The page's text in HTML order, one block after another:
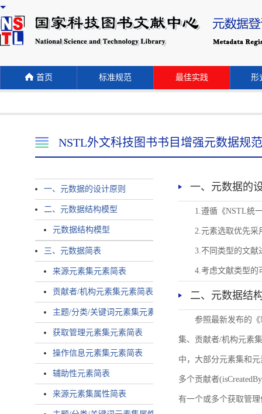
首页 标准规范 最佳实践 形
NSTL外文科技图书书目增强元数据规范
一、元数据的设计原则
二、元数据结构模型
元数据结构模型
三、元数据简表
来源元素集元素简表
贡献者/机构元素集元素简表
主题/分类/关键词元素集元素简表
获取管理元素集元素简表
操作信息元素集元素简表
辅助性元素简表
来源元素集属性简表
一、元数据的
1.遵循《NSTL统
2.元素选取优先采
3.不同类型的文献
4.考虑文献类型的
二、元数据结
参照最新发布的
集、贡献者/机构元素
中，大部分元素集和
多个贡献者
有一个或多个获取管理